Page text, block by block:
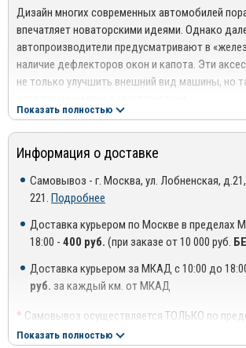
задерживает влагу - в отличие от других
дефлекторов.Дефлекторы очень легки в
сверления и надежно крепятся в штатные
царапины и другие повреждения исключены.
Дизайн многих современных автомобилей
впечатляет новаторскими идеями. Однако
автопроизводители предусматривают в
наличие дефлекторов окон и капота. Эти
не только улучшить внешний вид машины, но
Компания Vip Tuning более 17 лет
разных марок автомобилей. Вся продукция
стандартам качества, которое
соответствия. В течение всего времени работы
современных автоаксессуаров.
Преимущества использования продукции Vip
Исключительное качество каждой
благодаря использованию специального
Показать полностью
Информация о доставке
Самовывоз - г. Москва, ул. Лобненская,
221. Подробнее
Доставка курьером по Москве в пределах
18:00 - 400 руб. (при заказе от 10 000 руб.
Доставка курьером за МКАД с 10:00 до
руб. за каждый км. от МКАД
* Самовывоз осуществляется ТОЛЬКО по
согласованию с менеджером!
Показать полностью